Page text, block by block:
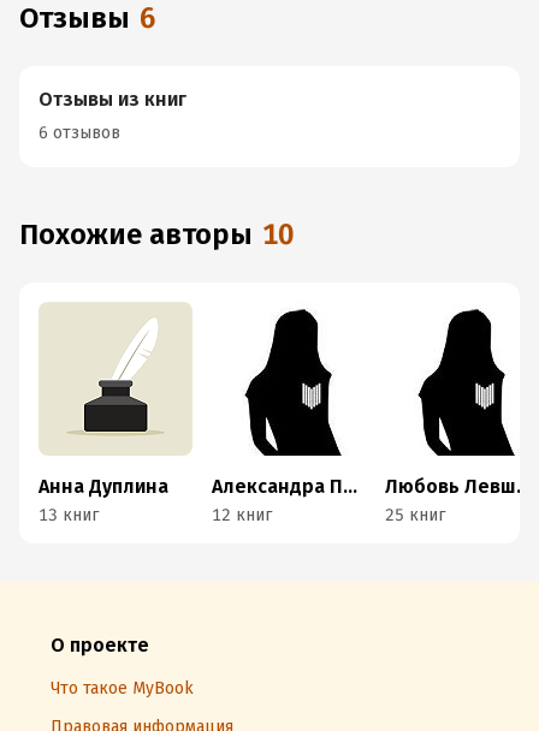
Отзывы 6
Отзывы из книг
6 отзывов
Похожие авторы 10
Анна Дуплина
13 книг
Александра Пивоварова
12 книг
Любовь Левшинова
25 книг
О проекте
Что такое MyBook
Правовая информация